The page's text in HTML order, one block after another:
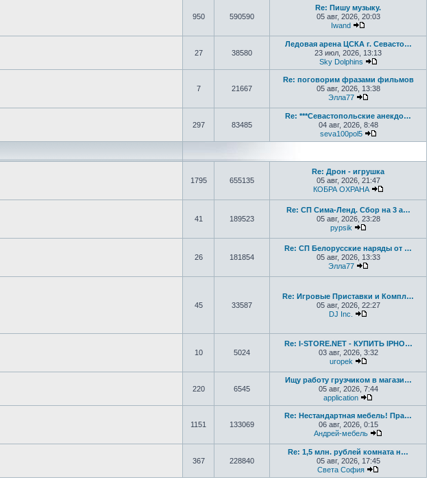
950 590590
Re: Пишу музыку.
05 авг, 2026, 20:03
Iwand
27 38580
Ледовая арена ЦСКА г. Севасто…
23 июл, 2026, 13:13
Sky Dolphins
Перейти к
7 21667
Re: поговорим фразами фильмов
05 авг, 2026, 13:38
Элла77
297 83485
Re: ***Севастопольские анекдо…
04 авг, 2026, 8:48
seva100pol5
Перейти к
1795 655135
Re: Дрон - игрушка
05 авг, 2026, 21:47
КОБРА ОХРАНА
41 189523
Re: СП Сима-Ленд. Сбор на 3 а…
05 авг, 2026, 23:28
pypsik
26 181854
Re: СП Белорусские наряды от …
05 авг, 2026, 13:33
Элла77
45 33587
Re: Игровые Приставки и Компл…
05 авг, 2026, 22:27
DJ Inc.
10 5024
Re: I-STORE.NET - КУПИТЬ IPHO…
03 авг, 2026, 3:32
uropek
220 6545
Ищу работу грузчиком в магази…
05 авг, 2026, 7:44
application
Перейти к
1151 133069
Re: Нестандартная мебель! Пра…
06 авг, 2026, 0:15
Андрей-мебель
367 228840
Re: 1,5 млн. рублей комната н…
05 авг, 2026, 17:45
Света София
Перейти к